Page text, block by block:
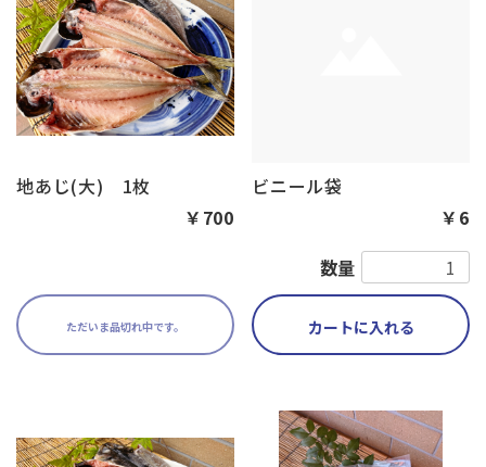
地あじ(大) 1枚
￥700
ただいま品切れ中です。
ビニール袋
￥6
数量
カートに入れる